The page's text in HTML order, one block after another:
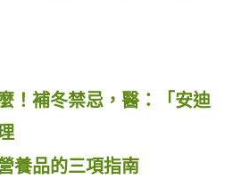
！補冬禁忌，醫：「安迪
養品的三項指南